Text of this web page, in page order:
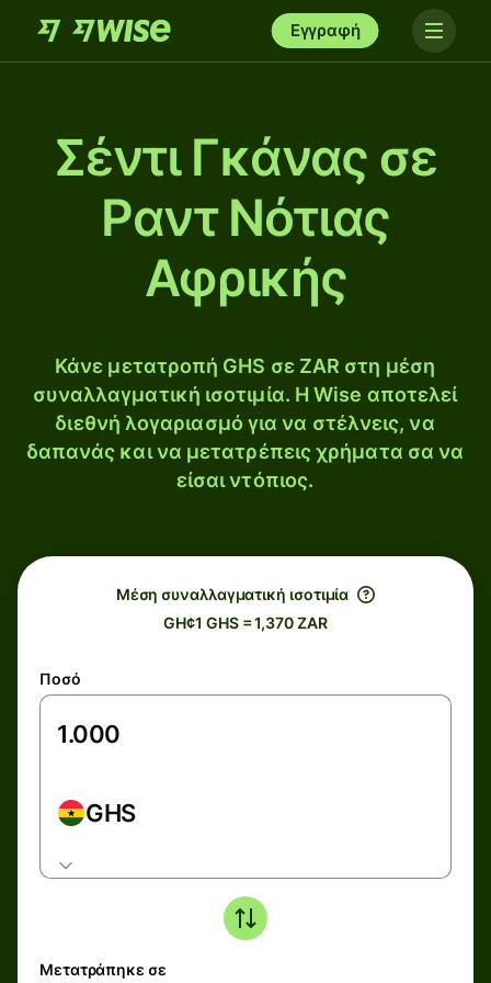
Εγγραφή
Σέντι Γκάνας σε
Ραντ Νότιας
Αφρικής
Κάνε μετατροπή GHS σε ZAR στη μέση
συναλλαγματική ισοτιμία. Η Wise αποτελεί
διεθνή λογαριασμό για να στέλνεις, να
δαπανάς και να μετατρέπεις χρήματα σα να
είσαι ντόπιος.
Μέση συναλλαγματική ισοτιμία
GH¢1 GHS = 1,370 ZAR
Ποσό
GHS
Μετατράπηκε σε